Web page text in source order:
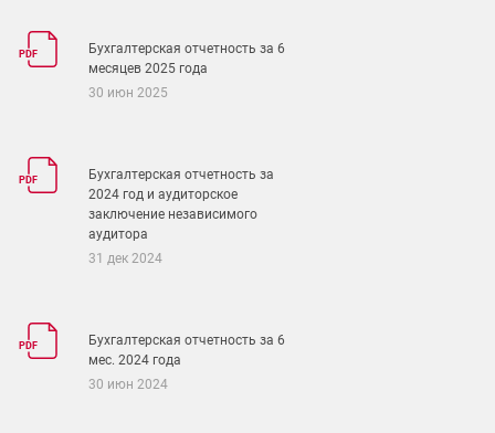
PDF
Бухгалтерская отчетность за 6
месяцев 2025 года
30 июн 2025
PDF
Бухгалтерская отчетность за
2024 год и аудиторское
заключение независимого
аудитора
31 дек 2024
PDF
Бухгалтерская отчетность за 6
мес. 2024 года
30 июн 2024